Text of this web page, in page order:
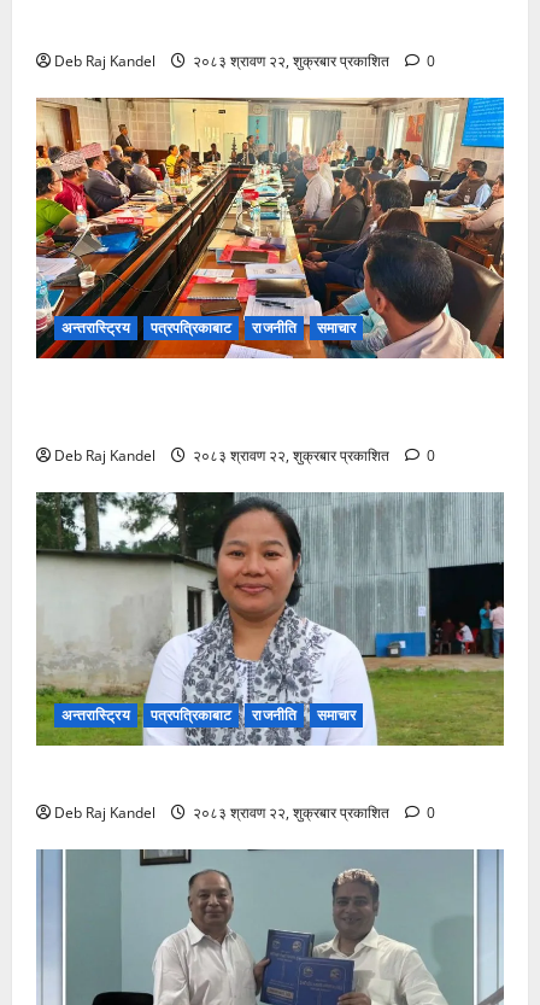
Deb Raj Kandel २०८३ श्रावण २२, शुक्रबार प्रकाशित 0
अन्तरास्ट्रिय पत्रपत्रिकाबाट राजनीति समाचार
Deb Raj Kandel २०८३ श्रावण २२, शुक्रबार प्रकाशित 0
अन्तरास्ट्रिय पत्रपत्रिकाबाट राजनीति समाचार
Deb Raj Kandel २०८३ श्रावण २२, शुक्रबार प्रकाशित 0